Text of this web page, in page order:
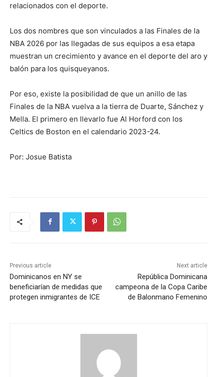
relacionados con el deporte.
Los dos nombres que son vinculados a las Finales de la
NBA 2026 por las llegadas de sus equipos a esa etapa
muestran un crecimiento y avance en el deporte del aro y
balón para los quisqueyanos.
Por eso, existe la posibilidad de que un anillo de las
Finales de la NBA vuelva a la tierra de Duarte, Sánchez y
Mella. El primero en llevarlo fue Al Horford con los
Celtics de Boston en el calendario 2023-24.
Por: Josue Batista
Previous article
Dominicanos en NY se
beneficiarían de medidas que
protegen inmigrantes de ICE
Next article
República Dominicana
campeona de la Copa Caribe
de Balonmano Femenino